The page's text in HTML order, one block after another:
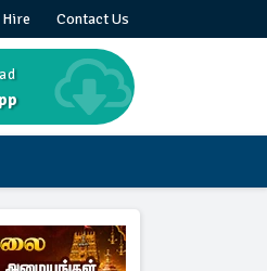
Contact Us